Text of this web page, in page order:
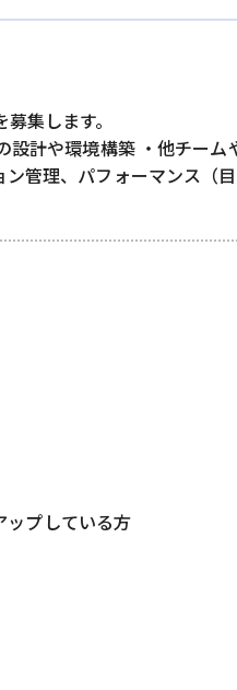
集します。
設計や環境構築 ・他チーム
管理、パフォーマンス（目
ップしている方